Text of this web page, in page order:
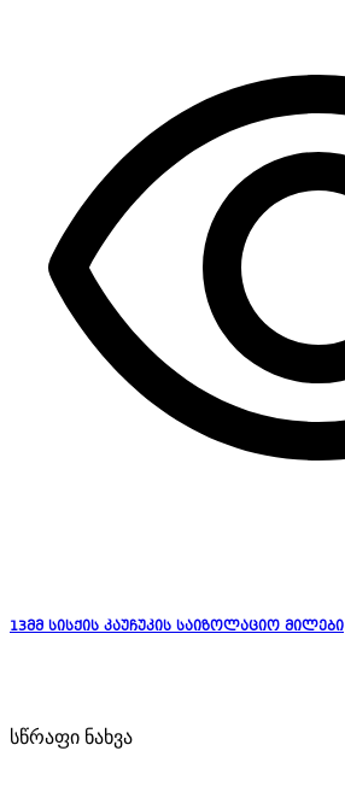
13მმ სისქის კაუჩუკის საიზოლაციო მილები
სწრაფი ნახვა